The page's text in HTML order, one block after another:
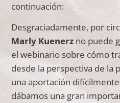
continuación:
Desgraciadamente, por
Marly Kuenerz no puede
el webinario sobre cómo
desde la perspectiva de la
una aportación
dábamos una gran